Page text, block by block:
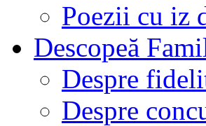
Poezii cu iz
Descopeă
Despre
Despre